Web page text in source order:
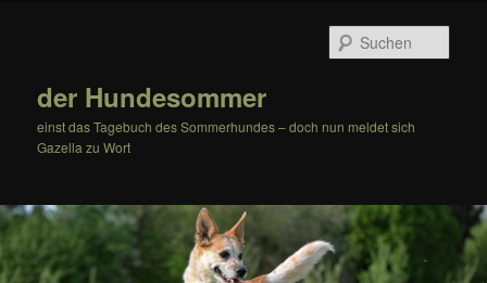
der Hundesommer
einst das Tagebuch des Sommerhundes – doch nun meldet sich
Gazella zu Wort